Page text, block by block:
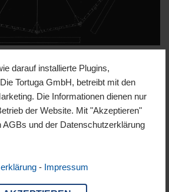
darauf installierte Plugins,
Tortuga GmbH, betreibt mit den
Die Informationen dienen nur
der Website. Mit "Akzeptieren"
und der Datenschutzerklärung
- Impressum
das Dach ihrer Jurte zu
stellen wir Möglichkeiten und Bauteile
wird mit Doppel-Knopf Verbindung
vielseitig aber dafür schneller ist das
Schlaufen System. Tortuga entwickelte
Dach…Weiterlesen »